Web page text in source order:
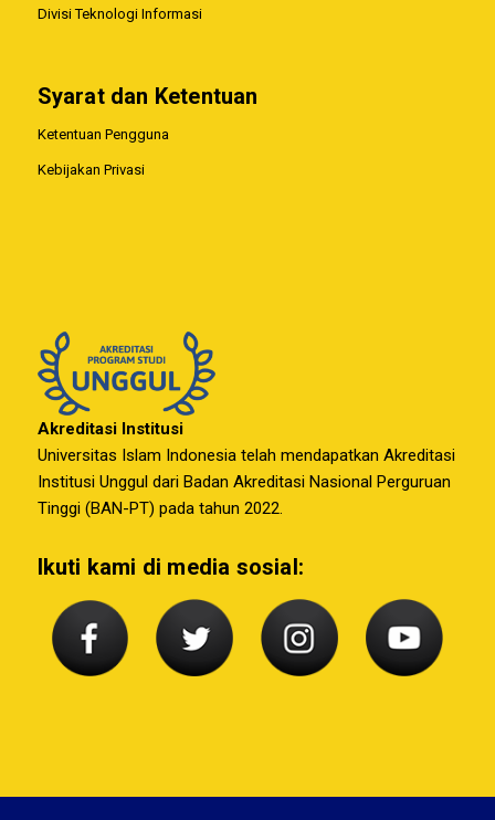
Divisi Teknologi Informasi
Syarat dan Ketentuan
Ketentuan Pengguna
Kebijakan Privasi
Akreditasi Institusi
Universitas Islam Indonesia telah mendapatkan Akreditasi
Institusi Unggul dari Badan Akreditasi Nasional Perguruan
Tinggi (BAN-PT) pada tahun 2022.
Ikuti kami di media sosial: